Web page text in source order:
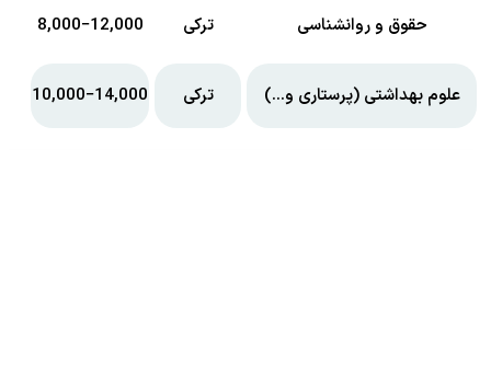
حقوق و روانشناسی ترکی 8,000−12,000
علوم بهداشتی (پرستاری و…) ترکی 10,000−14,000